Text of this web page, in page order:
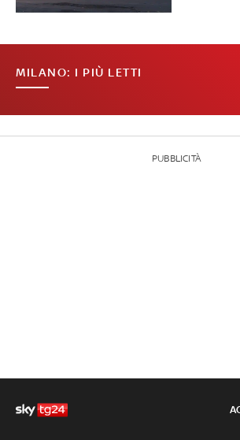
MILANO: I PIÙ LETTI
PUBBLICITÀ